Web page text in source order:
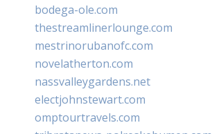
bodega-ole.com
thestreamlinerlounge.com
mestrinorubanofc.com
novelatherton.com
nassvalleygardens.net
electjohnstewart.com
omptourtravels.com